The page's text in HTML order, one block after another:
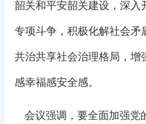
韶关和平安韶关建设，深入
专项斗争，积极化解社会矛
共治共享社会治理格局，增
感幸福感安全感。
会议强调，要全面加强党